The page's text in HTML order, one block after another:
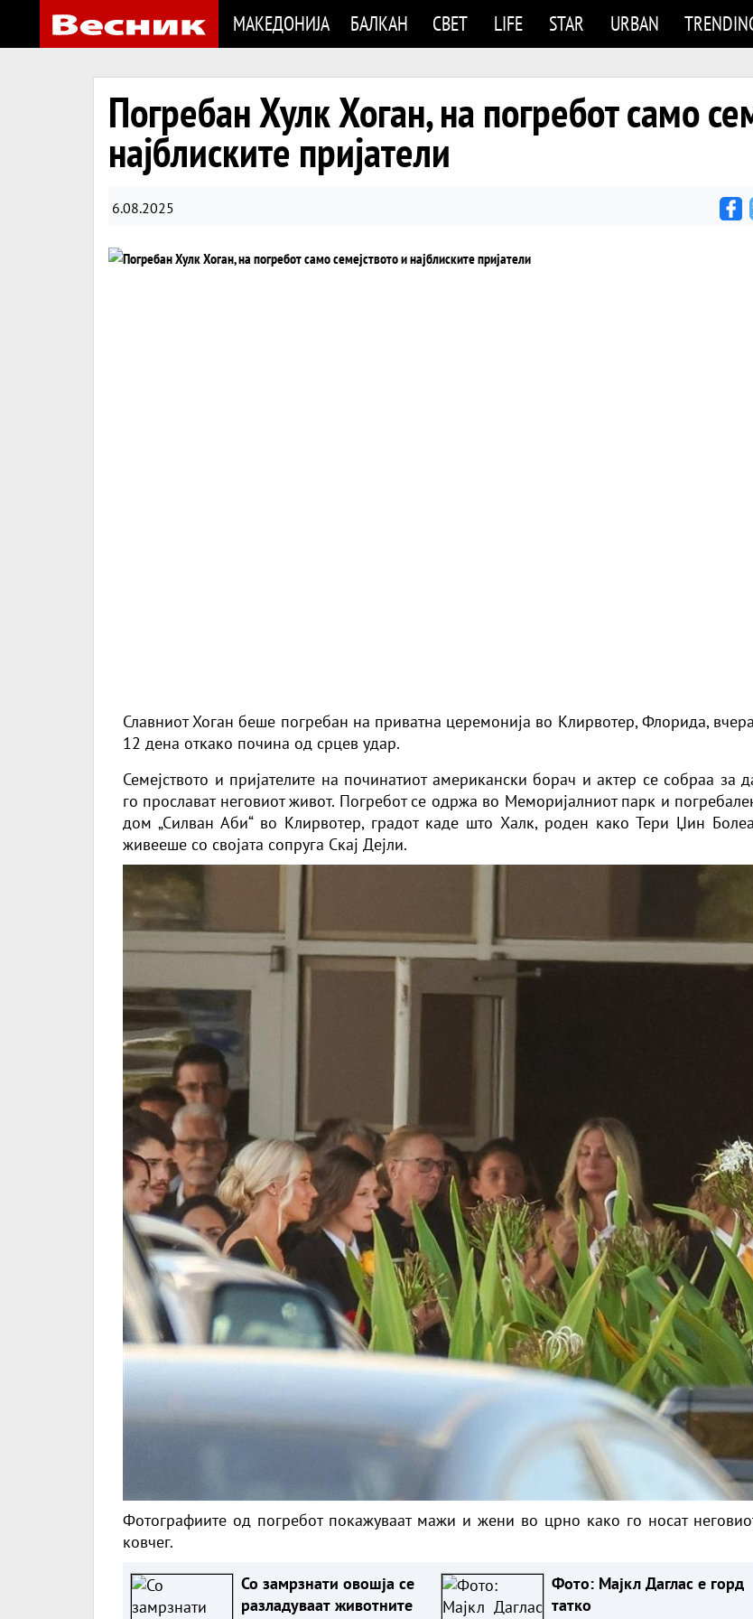
МАКЕДОНИЈА БАЛКАН СВЕТ LIFE STAR URBAN
Погребан Хулк Хоган, на погребот само
најблиските пријатели
6.08.2025
Славниот Хоган беше погребан на приватна церемонија во Клирвотер, Флорида,
12 дена откако почина од срцев удар.
Семејството и пријателите на починатиот американски борач и актер се собраа за
го прослават неговиот живот. Погребот се одржа во Меморијалниот парк и
дом „Силван Аби“ во Клирвотер, градот каде што Халк, роден како Тери Џин
живееше со својата сопруга Скај Дејли.
Фотографиите од погребот покажуваат мажи и жени во црно како го носат
ковчег.
Со замрзнати овошја се
разладуваат животните
Фото: Мајкл Даглас е горд
татко